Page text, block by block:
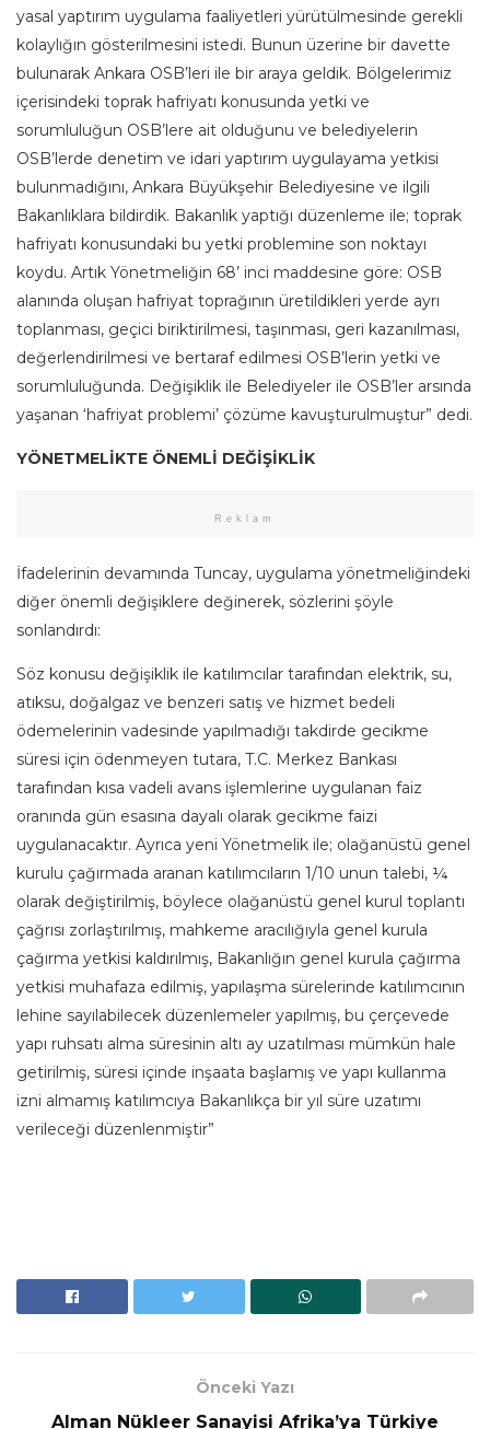
yasal yaptırım uygulama faaliyetleri yürütülmesinde gerekli
kolaylığın gösterilmesini istedi. Bunun üzerine bir davette
bulunarak Ankara OSB’leri ile bir araya geldik. Bölgelerimiz
içerisindeki toprak hafriyatı konusunda yetki ve
sorumluluğun OSB’lere ait olduğunu ve belediyelerin
OSB’lerde denetim ve idari yaptırım uygulayama yetkisi
bulunmadığını, Ankara Büyükşehir Belediyesine ve ilgili
Bakanlıklara bildirdik. Bakanlık yaptığı düzenleme ile; toprak
hafriyatı konusundaki bu yetki problemine son noktayı
koydu. Artık Yönetmeliğin 68’ inci maddesine göre: OSB
alanında oluşan hafriyat toprağının üretildikleri yerde ayrı
toplanması, geçici biriktirilmesi, taşınması, geri kazanılması,
değerlendirilmesi ve bertaraf edilmesi OSB’lerin yetki ve
sorumluluğunda. Değişiklik ile Belediyeler ile OSB’ler arsında
yaşanan ‘hafriyat problemi’ çözüme kavuşturulmuştur” dedi.
YÖNETMELİKTE ÖNEMLİ DEĞİŞİKLİK
Reklam
İfadelerinin devamında Tuncay, uygulama yönetmeliğindeki
diğer önemli değişiklere değinerek, sözlerini şöyle
sonlandırdı:
Söz konusu değişiklik ile katılımcılar tarafından elektrik, su,
atıksu, doğalgaz ve benzeri satış ve hizmet bedeli
ödemelerinin vadesinde yapılmadığı takdirde gecikme
süresi için ödenmeyen tutara, T.C. Merkez Bankası
tarafından kısa vadeli avans işlemlerine uygulanan faiz
oranında gün esasına dayalı olarak gecikme faizi
uygulanacaktır. Ayrıca yeni Yönetmelik ile; olağanüstü genel
kurulu çağırmada aranan katılımcıların 1/10 unun talebi, ¼
olarak değiştirilmiş, böylece olağanüstü genel kurul toplantı
çağrısı zorlaştırılmış, mahkeme aracılığıyla genel kurula
çağırma yetkisi kaldırılmış, Bakanlığın genel kurula çağırma
yetkisi muhafaza edilmiş, yapılaşma sürelerinde katılımcının
lehine sayılabilecek düzenlemeler yapılmış, bu çerçevede
yapı ruhsatı alma süresinin altı ay uzatılması mümkün hale
getirilmiş, süresi içinde inşaata başlamış ve yapı kullanma
izni almamış katılımcıya Bakanlıkça bir yıl süre uzatımı
verileceği düzenlenmiştir”
Önceki Yazı
Alman Nükleer Sanayisi Afrika’ya Türkiye